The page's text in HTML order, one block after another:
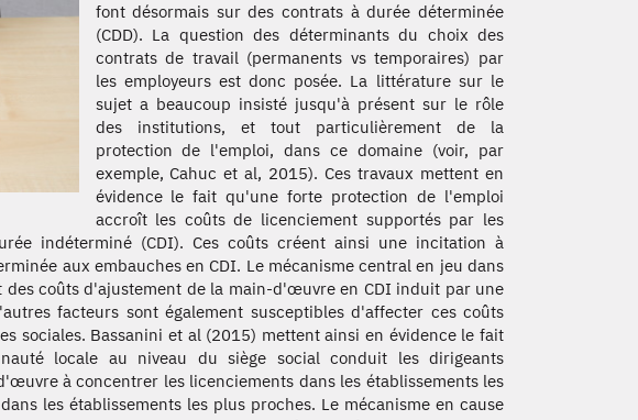
font désormais sur des contrats à durée déterminée
(CDD). La question des déterminants du choix des
contrats de travail (permanents vs temporaires) par
les employeurs est donc posée. La littérature sur le
sujet a beaucoup insisté jusqu'à présent sur le rôle
des institutions, et tout particulièrement de la
protection de l'emploi, dans ce domaine (voir, par
exemple, Cahuc et al, 2015). Ces travaux mettent en
évidence le fait qu'une forte protection de l'emploi
accroît les coûts de licenciement supportés par les
indéterminé (CDI). Ces coûts créent ainsi une incitation à
aux embauches en CDI. Le mécanisme central en jeu dans
coûts d'ajustement de la main-d'œuvre en CDI induit par une
facteurs sont également susceptibles d'affecter ces coûts
sociales. Bassanini et al (2015) mettent ainsi en évidence le fait
locale au niveau du siège social conduit les dirigeants
à concentrer les licenciements dans les établissements les
les établissements les plus proches. Le mécanisme en cause